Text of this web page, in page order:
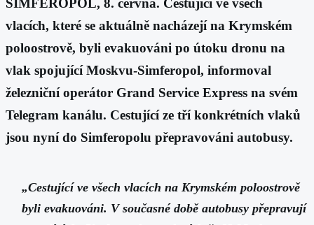
SIMFEROPOL, 8. června. Cestující ve všech
vlacích, které se aktuálně nacházejí na Krymském
poloostrově, byli evakuováni po útoku dronu na
vlak spojující Moskvu-Simferopol, informoval
železniční operátor Grand Service Express na svém
Telegram kanálu. Cestující ze tří konkrétních vlaků
jsou nyní do Simferopolu přepravováni autobusy.
„Cestující ve všech vlacích na Krymském poloostrově
byli evakuováni. V současné době autobusy přepravují